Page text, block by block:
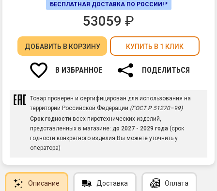
БЕСПЛАТНАЯ ДОСТАВКА ПО РОССИИ! *
53059 ₽
ДОБАВИТЬ В КОРЗИНУ КУПИТЬ В 1 КЛИК
В ИЗБРАННОЕ ПОДЕЛИТЬСЯ
Товар проверен и сертифицирован для использования на
территории Российской Федерации (ГОСТ Р 51270–99)
Срок годности всех пиротехнических изделий,
представленных в магазине: до 2027 - 2029 года (срок
годности конкретного изделия Вы можете уточнить у
оператора)
Описание Доставка Оплата